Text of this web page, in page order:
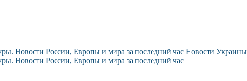
Новости Украины